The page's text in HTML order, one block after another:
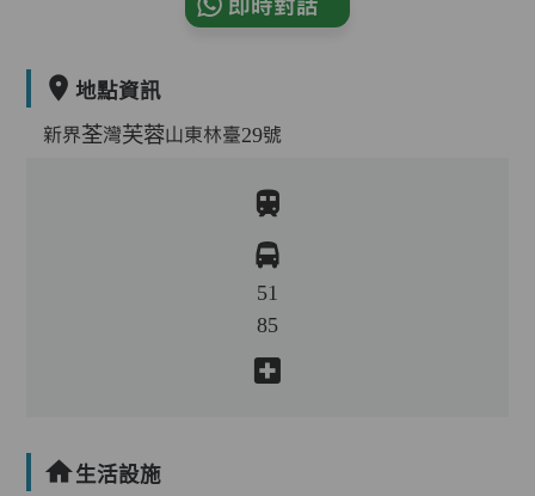
即時對話
地點資訊
新界荃灣芙蓉山東林臺29號
51
85
生活設施